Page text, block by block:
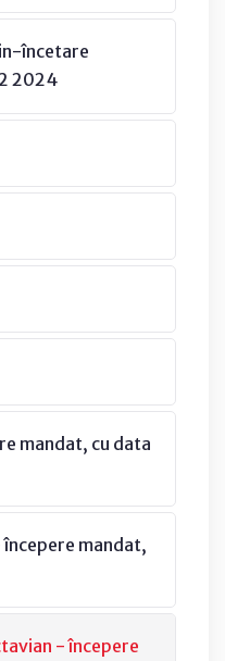
încetare
2024
mandat, cu data
începere mandat,
- începere